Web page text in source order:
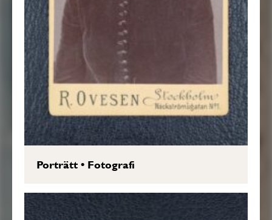
Porträtt• Fotografi